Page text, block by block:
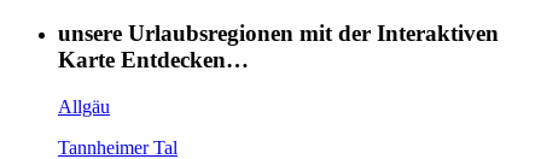
unsere Urlaubsregionen mit der Interaktiven
Karte Entdecken…
Allgäu
Tannheimer Tal